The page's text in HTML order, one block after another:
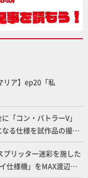
リア】ep20「私
「コン・バトラーV」
る仕様を試作品の撮り
人17」＆「ワンエイ
合金の魂】
プリッター迷彩を施した
仕様機」をMAX渡辺が